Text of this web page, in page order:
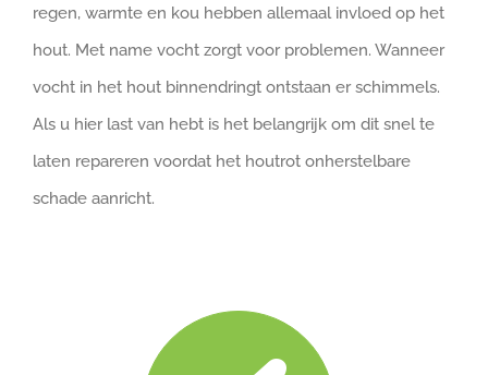
regen, warmte en kou hebben allemaal invloed op het
hout. Met name vocht zorgt voor problemen. Wanneer
vocht in het hout binnendringt ontstaan er schimmels.
Als u hier last van hebt is het belangrijk om dit snel te
laten repareren voordat het houtrot onherstelbare
schade aanricht.